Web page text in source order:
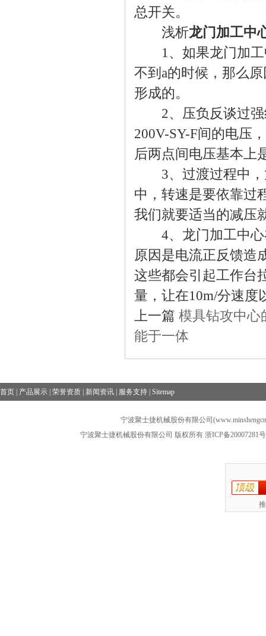
总开关。
浅析龙门加工中
1、如果龙门加工
不到a的时候，那么
形成的。
2、压负反谈过强
200V-SY-F间的电压
后两点间电压基本上
3、过渡过程中，
中，转速是要依靠过
我们就要适当的减压
4、龙门加工中心
原因是电流正反馈造
这些都会引起工作台
量，让在10m/分速度
上一篇 模具钻攻中心
能于一体
首页 产品展示 荣誉资质 新闻资讯 服务支持 Sitemap
宁波聚士捷机械股份有限公司
宁波聚士捷机械股份有限公司 版权所有 浙ICP备20007281